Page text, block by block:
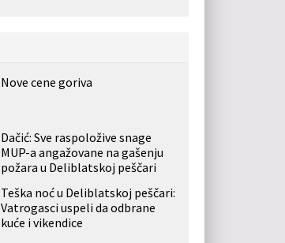
Nove cene goriva
Dačić: Sve raspoložive snage
MUP-a angažovane na gašenju
požara u Deliblatskoj peščari
Teška noć u Deliblatskoj peščari:
Vatrogasci uspeli da odbrane
kuće i vikendice